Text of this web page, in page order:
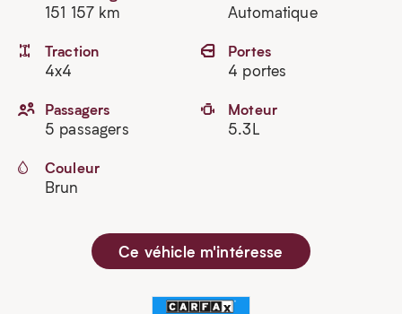
151 157 km
Automatique
Traction
4x4
Portes
4 portes
Passagers
5 passagers
Moteur
5.3L
Couleur
Brun
Ce véhicle m'intéresse